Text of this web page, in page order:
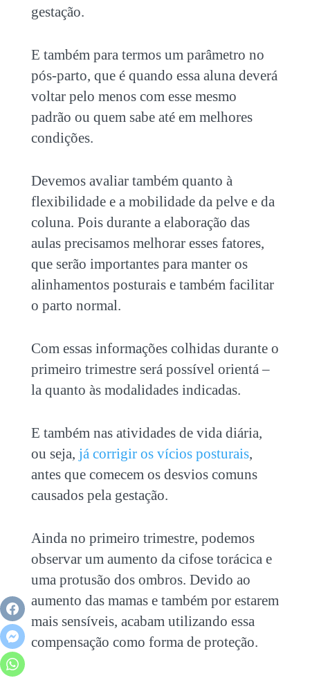
gestação.
E também para termos um parâmetro no
pós-parto, que é quando essa aluna deverá
voltar pelo menos com esse mesmo
padrão ou quem sabe até em melhores
condições.
Devemos avaliar também quanto à
flexibilidade e a mobilidade da pelve e da
coluna. Pois durante a elaboração das
aulas precisamos melhorar esses fatores,
que serão importantes para manter os
alinhamentos posturais e também facilitar
o parto normal.
Com essas informações colhidas durante o
primeiro trimestre será possível orientá –
la quanto às modalidades indicadas.
E também nas atividades de vida diária,
ou seja, já corrigir os vícios posturais,
antes que comecem os desvios comuns
causados pela gestação.
Ainda no primeiro trimestre, podemos
observar um aumento da cifose torácica e
uma protusão dos ombros. Devido ao
aumento das mamas e também por estarem
mais sensíveis, acabam utilizando essa
compensação como forma de proteção.